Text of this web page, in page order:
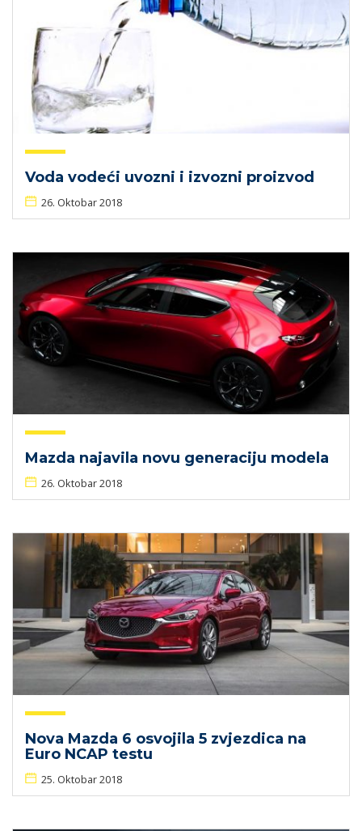
Voda vodeći uvozni i izvozni proizvod
26. Oktobar 2018
Mazda najavila novu generaciju modela
26. Oktobar 2018
Nova Mazda 6 osvojila 5 zvjezdica na
Euro NCAP testu
25. Oktobar 2018